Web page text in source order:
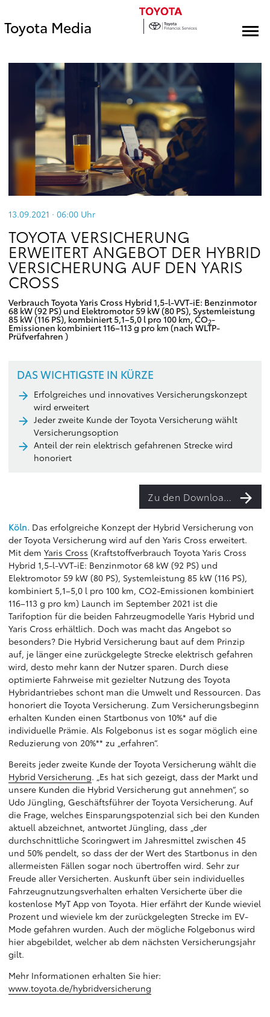
Toyota Media
13.09.2021 · 06:00 Uhr
TOYOTA VERSICHERUNG
ERWEITERT ANGEBOT DER HYBRID
VERSICHERUNG AUF DEN YARIS
CROSS
Verbrauch Toyota Yaris Cross Hybrid 1,5-l-VVT-iE: Benzinmotor
68 kW (92 PS) und Elektromotor 59 kW (80 PS), Systemleistung
85 kW (116 PS), kombiniert 5,1–5,0 l pro 100 km, CO2-
Emissionen kombiniert 116–113 g pro km (nach WLTP-
Prüfverfahren )
DAS WICHTIGSTE IN KÜRZE
Erfolgreiches und innovatives Versicherungskonzept
wird erweitert
Jeder zweite Kunde der Toyota Versicherung wählt
Versicherungsoption
Anteil der rein elektrisch gefahrenen Strecke wird
honoriert
Zu den Downloads
Köln. Das erfolgreiche Konzept der Hybrid Versicherung von
der Toyota Versicherung wird auf den Yaris Cross erweitert.
Mit dem Yaris Cross (Kraftstoffverbrauch Toyota Yaris Cross
Hybrid 1,5-l-VVT-iE: Benzinmotor 68 kW (92 PS) und
Elektromotor 59 kW (80 PS), Systemleistung 85 kW (116 PS),
kombiniert 5,1–5,0 l pro 100 km, CO2-Emissionen kombiniert
116–113 g pro km) Launch im September 2021 ist die
Tarifoption für die beiden Fahrzeugmodelle Yaris Hybrid und
Yaris Cross erhältlich. Doch was macht das Angebot so
besonders? Die Hybrid Versicherung baut auf dem Prinzip
auf, je länger eine zurückgelegte Strecke elektrisch gefahren
wird, desto mehr kann der Nutzer sparen. Durch diese
optimierte Fahrweise mit gezielter Nutzung des Toyota
Hybridantriebes schont man die Umwelt und Ressourcen. Das
honoriert die Toyota Versicherung. Zum Versicherungsbeginn
erhalten Kunden einen Startbonus von 10%* auf die
individuelle Prämie. Als Folgebonus ist es sogar möglich eine
Reduzierung von 20%** zu „erfahren“.
Bereits jeder zweite Kunde der Toyota Versicherung wählt die
Hybrid Versicherung. „Es hat sich gezeigt, dass der Markt und
unsere Kunden die Hybrid Versicherung gut annehmen“, so
Udo Jüngling, Geschäftsführer der Toyota Versicherung. Auf
die Frage, welches Einsparungspotenzial sich bei den Kunden
aktuell abzeichnet, antwortet Jüngling, dass „der
durchschnittliche Scoringwert im Jahresmittel zwischen 45
und 50% pendelt, so dass der der Wert des Startbonus in den
allermeisten Fällen sogar noch übertroffen wird. Sehr zur
Freude aller Versicherten. Auskunft über sein individuelles
Fahrzeugnutzungsverhalten erhalten Versicherte über die
kostenlose MyT App von Toyota. Hier erfährt der Kunde wieviel
Prozent und wieviele km der zurückgelegten Strecke im EV-
Mode gefahren wurden. Auch der mögliche Folgebonus wird
hier abgebildet, welcher ab dem nächsten Versicherungsjahr
gilt.
Mehr Informationen erhalten Sie hier:
www.toyota.de/hybridversicherung